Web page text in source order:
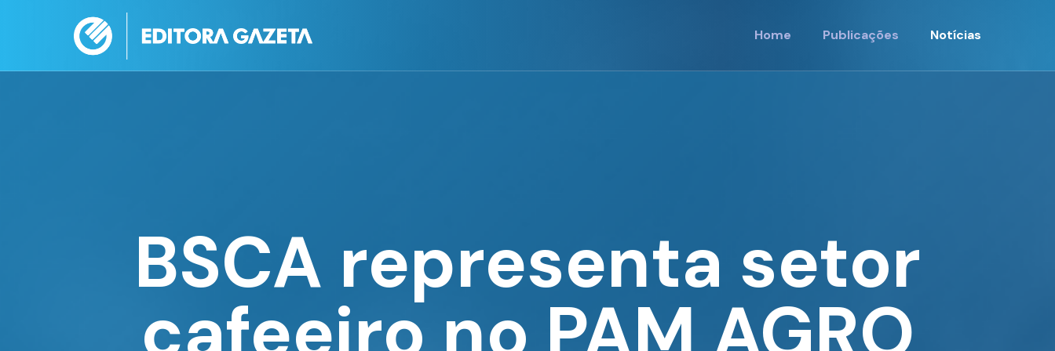
Home Publicações Notícias
BSCA representa setor